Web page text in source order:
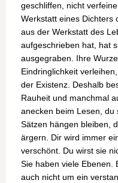
geschliffen, nicht
Werkstatt eines Dichters
aus der Werkstatt des
aufgeschrieben hat, hat
ausgegraben. Ihre
Eindringlichkeit
der Existenz. Deshalb
Rauheit und manchmal
anecken beim Lesen, du
Sätzen hängen bleiben,
ärgern. Dir wird immer
verschönt. Du wirst sie
Sie haben viele Ebenen.
auch nicht um ein